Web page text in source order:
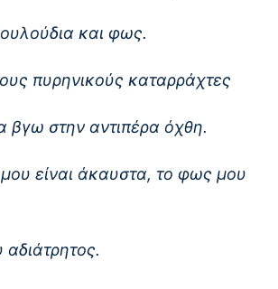
και φως.
πυρηνικούς καταρράχτες
βγω στην αντιπέρα όχθη.
είναι άκαυστα, το φως μου